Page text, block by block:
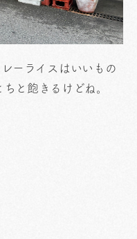
ーライスはいいもの
と飽きるけどね。